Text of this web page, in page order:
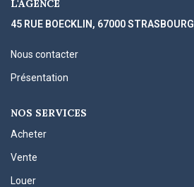
L'AGENCE
45 RUE BOECKLIN, 67000 STRASBOURG
Nous contacter
Présentation
NOS SERVICES
Acheter
Vente
Louer